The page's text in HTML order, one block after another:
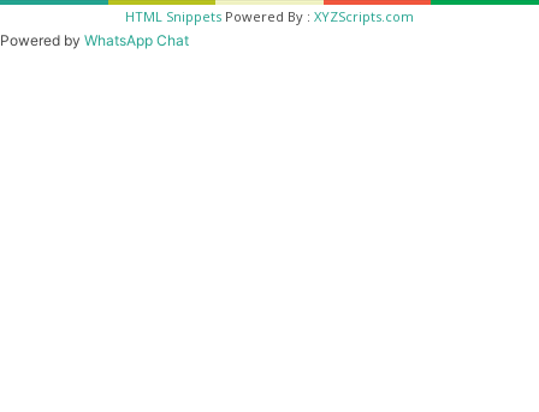
HTML Snippets Powered By : XYZScripts.com
Powered by WhatsApp Chat